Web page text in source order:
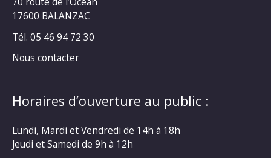
17600 BALANZAC
Tél. 05 46 94 72 30
Nous contacter
Horaires d’ouverture au public :
Lundi, Mardi et Vendredi de 14h à 18h
Jeudi et Samedi de 9h à 12h